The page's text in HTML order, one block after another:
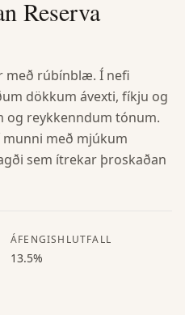
Reserva
með rúbínblæ. Í nefi
dökkum ávexti, fíkju og
og reykkenndum tónum.
með mjúkum
sem ítrekar þroskaðan
ÁFENGISHLUTFALL
13.5%